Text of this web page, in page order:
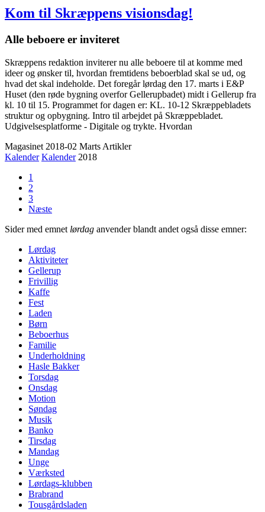
Kom til Skræppens visionsdag!
Alle beboere er inviteret
Skræppens redaktion inviterer nu alle beboere til at komme med
ideer og ønsker til, hvordan fremtidens beboerblad skal se ud, og
hvad det skal indeholde. Det foregår lørdag den 17. marts i E&P
Huset (den røde bygning overfor Gellerupbadet) midt i Gellerup fra
kl. 10 til 15. Programmet for dagen er: KL. 10-12 Skræppebladets
struktur og opbygning. Intro til arbejdet på Skræppebladet.
Udgivelsesplatforme - Digitale og trykte. Hvordan
Magasinet 2018-02 Marts Artikler
Kalender Kalender2018
1
2
3
Næste
Sider med emnet lørdag anvender blandt andet også disse emner:
Lørdag
Aktiviteter
Gellerup
Frivillig
Kaffe
Fest
Laden
Børn
Beboerhus
Familie
Underholdning
Hasle Bakker
Torsdag
Onsdag
Motion
Søndag
Musik
Banko
Tirsdag
Mandag
Unge
Værksted
Lørdags-klubben
Brabrand
Tousgårdsladen